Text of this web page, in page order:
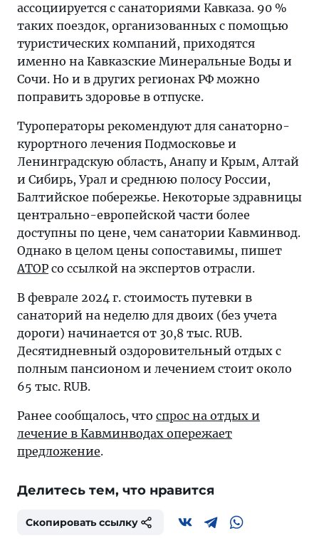
ассоциируется с санаториями Кавказа. 90 %
таких поездок, организованных с помощью
туристических компаний, приходятся
именно на Кавказские Минеральные Воды и
Сочи. Но и в других регионах РФ можно
поправить здоровье в отпуске.
Туроператоры рекомендуют для санаторно-
курортного лечения Подмосковье и
Ленинградскую область, Анапу и Крым, Алтай
и Сибирь, Урал и среднюю полосу России,
Балтийское побережье. Некоторые здравницы
центрально-европейской части более
доступны по цене, чем санатории Кавминвод.
Однако в целом цены сопоставимы, пишет
АТОР со ссылкой на экспертов отрасли.
В феврале 2024 г. стоимость путевки в
санаторий на неделю для двоих (без учета
дороги) начинается от 30,8 тыс. RUB.
Десятидневный оздоровительный отдых с
полным пансионом и лечением стоит около
65 тыс. RUB.
Ранее сообщалось, что спрос на отдых и
лечение в Кавминводах опережает
предложение.
Делитесь тем, что нравится
Скопировать ссылку